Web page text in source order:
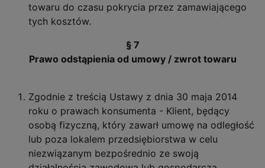
towaru do czasu pokrycia przez zamawiającego
tych kosztów.
§ 7
Prawo odstąpienia od umowy / zwrot towaru
Zgodnie z treścią Ustawy z dnia 30 maja 2014
roku o prawach konsumenta - Klient, będący
osobą fizyczną, który zawarł umowę na odległość
lub poza lokalem przedsiębiorstwa w celu
niezwiązanym bezpośrednio ze swoją